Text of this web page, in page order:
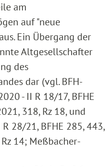
am
auf "neue
Ein Übergang der
Altgesellschafter
des
dar (vgl. BFH-
- II R 18/17, BFHE
318, Rz 18, und
28/21, BFHE 285, 443,
14; Meßbacher-